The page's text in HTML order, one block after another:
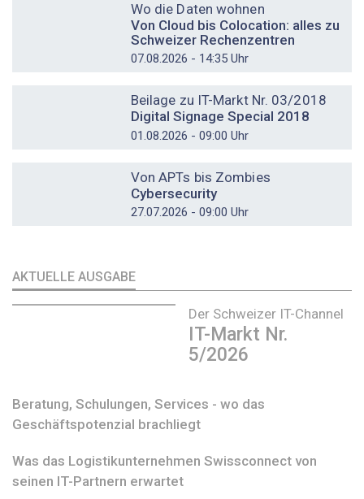
Wo die Daten wohnen
Von Cloud bis Colocation: alles zu
Schweizer Rechenzentren
07.08.2026 - 14:35 Uhr
Beilage zu IT-Markt Nr. 03/2018
Digital Signage Special 2018
01.08.2026 - 09:00 Uhr
Von APTs bis Zombies
Cybersecurity
27.07.2026 - 09:00 Uhr
AKTUELLE AUSGABE
Der Schweizer IT-Channel
IT-Markt Nr.
5/2026
Beratung, Schulungen, Services - wo das
Geschäftspotenzial brachliegt
Was das Logistikunternehmen Swissconnect von
seinen IT-Partnern erwartet